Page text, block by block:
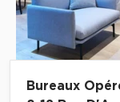
Bureaux